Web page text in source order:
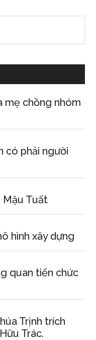
mẹ chồng nhóm
có phải người
Mậu Tuất
hình xây dựng
quan tiến chức
Trịnh trích
Trác.